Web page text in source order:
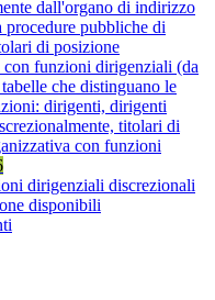
dall'organo di indirizzo
procedure pubbliche di
di posizione
con funzioni dirigenziali (da
che distinguano le
dirigenti, dirigenti
titolari di
con funzioni
dirigenziali discrezionali
disponibili